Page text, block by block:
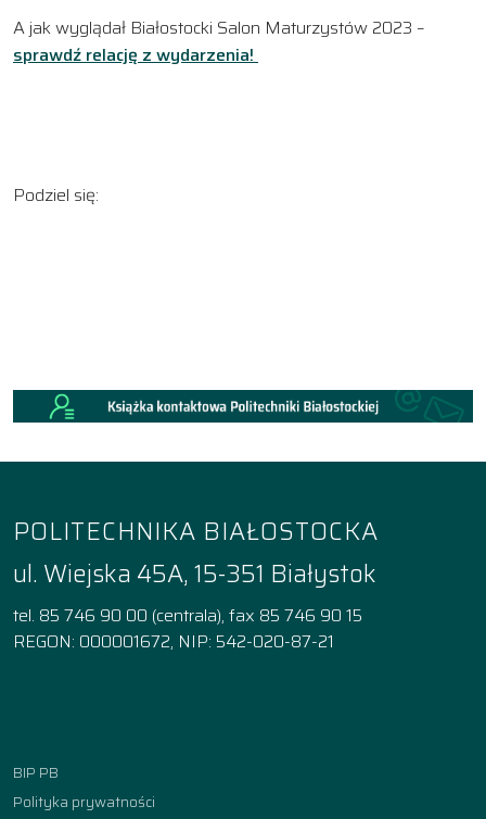
A jak wyglądał Białostocki Salon Maturzystów 2023 –
sprawdź relację z wydarzenia!
Podziel się:
POLITECHNIKA BIAŁOSTOCKA
ul. Wiejska 45A, 15-351 Białystok
tel. 85 746 90 00 (centrala), fax 85 746 90 15
REGON: 000001672, NIP: 542-020-87-21
BIP PB
Polityka prywatności